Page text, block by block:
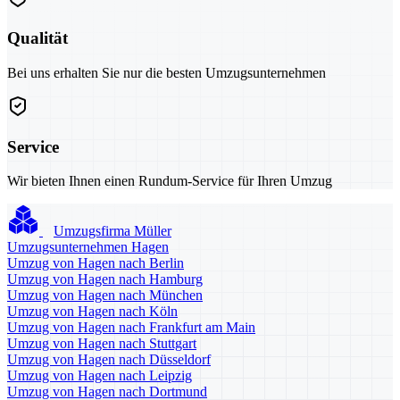
Qualität
Bei uns erhalten Sie nur die besten Umzugsunternehmen
Service
Wir bieten Ihnen einen Rundum-Service für Ihren Umzug
Umzugsfirma Müller
Umzugsunternehmen Hagen
Umzug von Hagen nach Berlin
Umzug von Hagen nach Hamburg
Umzug von Hagen nach München
Umzug von Hagen nach Köln
Umzug von Hagen nach Frankfurt am Main
Umzug von Hagen nach Stuttgart
Umzug von Hagen nach Düsseldorf
Umzug von Hagen nach Leipzig
Umzug von Hagen nach Dortmund